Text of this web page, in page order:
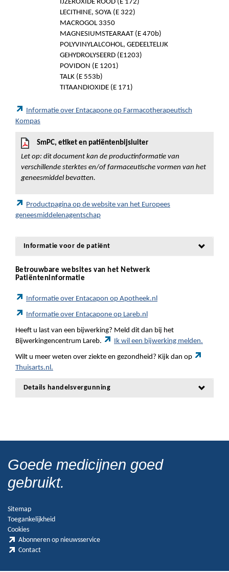
IJZEROXIDE ROOD (E 172)
LECITHINE, SOYA (E 322)
MACROGOL 3350
MAGNESIUMSTEARAAT (E 470b)
POLYVINYLALCOHOL, GEDEELTELIJK
GEHYDROLYSEERD (E1203)
POVIDON (E 1201)
TALK (E 553b)
TITAANDIOXIDE (E 171)
Informatie over Entacapone op Farmacotherapeutisch
Kompas
SmPC, etiket en patiëntenbijsluiter
Let op: dit document kan de productinformatie van
verschillende sterktes en/of farmaceutische vormen van het
geneesmiddel bevatten.
Productpagina op de website van het Europees
geneesmiddelenagentschap
Informatie voor de patiënt
Betrouwbare websites van het Netwerk
Patiënteninformatie
Informatie over Entacapon op Apotheek.nl
Informatie over Entacapone op Lareb.nl
Heeft u last van een bijwerking? Meld dit dan bij het
Bijwerkingencentrum Lareb.
Ik wil een bijwerking melden.
Wilt u meer weten over ziekte en gezondheid? Kijk dan op
Thuisarts.nl.
Details handelsvergunning
Goede medicijnen goed
gebruikt.
Sitemap
Toegankelijkheid
Cookies
Abonneren op nieuwsservice
Contact